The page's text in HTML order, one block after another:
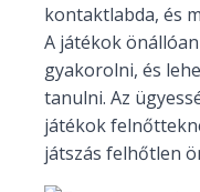
kontaktlabda, és
A játékok
gyakorolni, és
tanulni. Az
játékok
játszás felhőtlen